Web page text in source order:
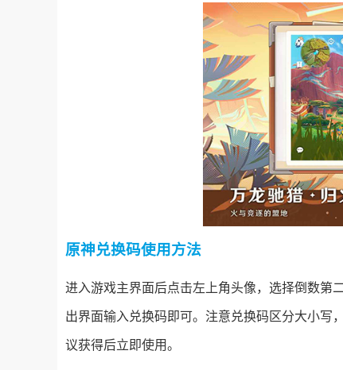
原神兑换码使用方法
进入游戏主界面后点击左上角头像，选择倒数第
出界面输入兑换码即可。注意兑换码区分大小写
议获得后立即使用。